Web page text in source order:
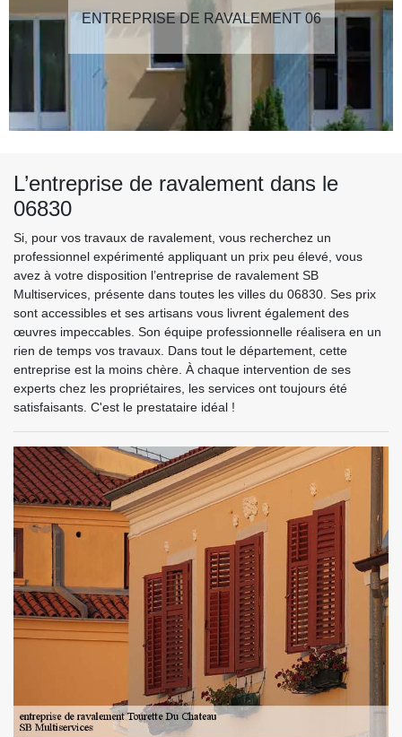
ENTREPRISE DE RAVALEMENT 06
L’entreprise de ravalement dans le
06830
Si, pour vos travaux de ravalement, vous recherchez un
professionnel expérimenté appliquant un prix peu élevé, vous
avez à votre disposition l’entreprise de ravalement SB
Multiservices, présente dans toutes les villes du 06830. Ses prix
sont accessibles et ses artisans vous livrent également des
œuvres impeccables. Son équipe professionnelle réalisera en un
rien de temps vos travaux. Dans tout le département, cette
entreprise est la moins chère. À chaque intervention de ses
experts chez les propriétaires, les services ont toujours été
satisfaisants. C'est le prestataire idéal !